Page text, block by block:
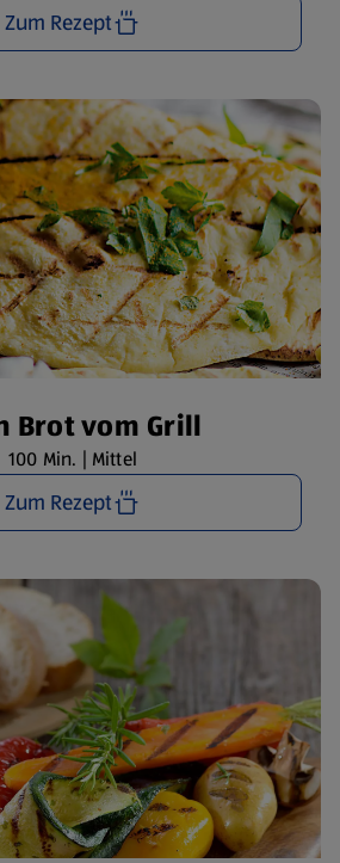
Zum Rezept
Brot vom Grill
100 Min. | Mittel
Zum Rezept